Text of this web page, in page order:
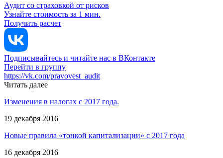
Аудит со страховкой от рисков
Узнайте стоимость за 1 мин.
Получить расчет
Подписывайтесь и читайте нас в ВКонтакте
Перейти в группу
https://vk.com/pravovest_audit
Читать далее
Изменения в налогах с 2017 года.
19 декабря 2016
Новые правила «тонкой капитализации» с 2017 года
16 декабря 2016